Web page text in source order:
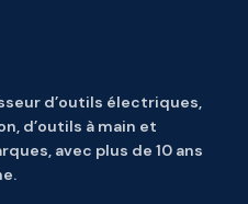
d’outils électriques,
d’outils à main et
avec plus de 10 ans